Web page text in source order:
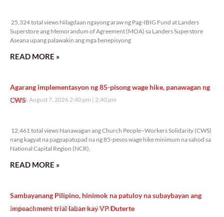
25,324 total views Nilagdaan ngayong araw ng Pag-IBIG Fund at Landers
Superstore ang Memorandum of Agreement (MOA) sa Landers Superstore
Aseana upang palawakin ang mga benepisyong
READ MORE »
Agarang implementasyon ng 85-pisong wage hike, panawagan ng
CWS
Friday, August 7, 2026 2:40 pm 2:40 pm
12,461 total views Nanawagan ang Church People–Workers Solidarity (CWS)
nang kagyat na pagpapatupad na ng 85-pesos wage hike minimum na sahod sa
National Capital Region (NCR),
READ MORE »
Sambayanang Pilipino, hinimok na patuloy na subaybayan ang
impeachment trial laban kay VP Duterte
Friday, August 7, 2026 2:01 pm 2:01 pm